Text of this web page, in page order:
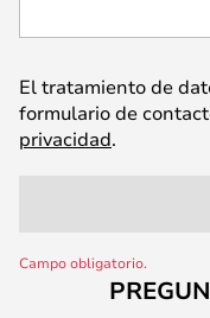
El tratamiento de
formulario de
privacidad.